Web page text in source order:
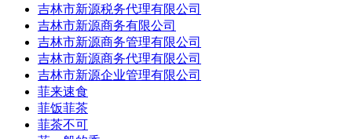
吉林市新源税务代理有限公司
吉林市新源商务有限公司
吉林市新源商务管理有限公司
吉林市新源商务代理有限公司
吉林市新源企业管理有限公司
菲来速食
菲饭菲茶
菲茶不可